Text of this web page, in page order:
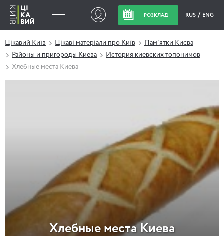
РОЗКЛАД RUS ENG
Цікавий Київ Цікаві матеріали про Київ
Пам'ятки Києва
Районы и пригороды Киева
История киевских топонимов
Хлебные места Киева
Хлебные места Киева